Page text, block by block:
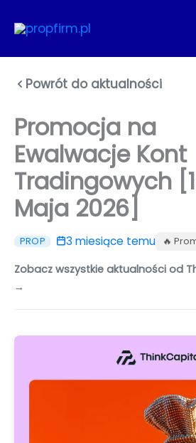
do
Powrót do aktualności
Promocja na
Ewalwacje Kont
Tradingowych
Maja 2026]
PROP 3 miesiące temu 🔥
Zobacz wszystkie aktualności od
→